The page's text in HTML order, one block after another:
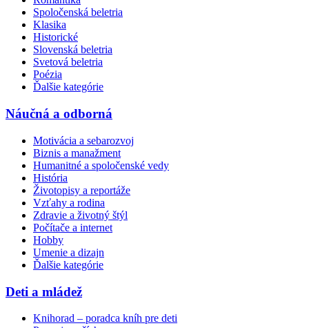
Spoločenská beletria
Klasika
Historické
Slovenská beletria
Svetová beletria
Poézia
Ďalšie kategórie
Náučná a odborná
Motivácia a sebarozvoj
Biznis a manažment
Humanitné a spoločenské vedy
História
Životopisy a reportáže
Vzťahy a rodina
Zdravie a životný štýl
Počítače a internet
Hobby
Umenie a dizajn
Ďalšie kategórie
Deti a mládež
Knihorad – poradca kníh pre deti